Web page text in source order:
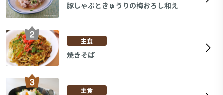
豚しゃぶときゅうりの梅おろし和え
主食
焼きそば
主食